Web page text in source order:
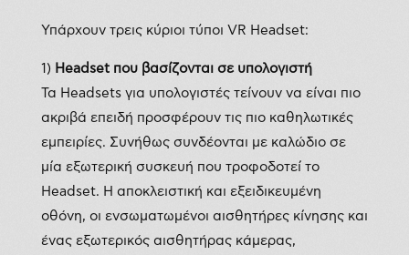
Υπάρχουν τρεις κύριοι τύποι VR Headset:
1) Headsetπου βασίζονται σε υπολογιστή
Τα Headsets για υπολογιστές τείνουν να είναι πιο
ακριβά επειδή προσφέρουν τις πιο καθηλωτικές
εμπειρίες. Συνήθως συνδέονται με καλώδιο σε
μία εξωτερική συσκευή που τροφοδοτεί το
Headset. Η αποκλειστική και εξειδικευμένη
οθόνη, οι ενσωματωμένοι αισθητήρες κίνησης και
ένας εξωτερικός αισθητήρας κάμερας,